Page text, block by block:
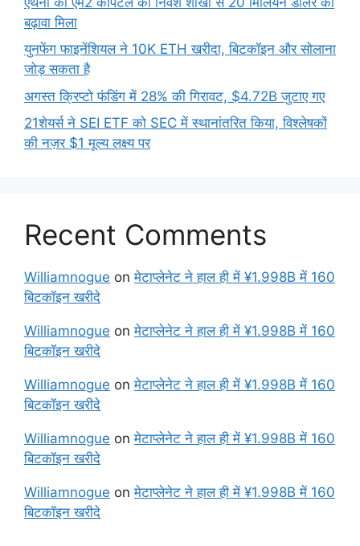
बढ़ावा मिला
युनफेंग फाइनेंशियल ने 10K ETH खरीदा, बिटकॉइन और सोलाना
जोड़ सकता है
अगस्त क्रिप्टो फंडिंग में 28% की गिरावट, $4.72B जुटाए गए
21शेयर्स ने SEI ETF को SEC में स्थानांतरित किया, विश्लेषकों
की नज़र $1 मूल्य लक्ष्य पर
Recent Comments
Williamnogue onमेटाप्लेनेट ने हाल ही में ¥1.998B में 160
बिटकॉइन खरीदे
Williamnogue onमेटाप्लेनेट ने हाल ही में ¥1.998B में 160
बिटकॉइन खरीदे
Williamnogue onमेटाप्लेनेट ने हाल ही में ¥1.998B में 160
बिटकॉइन खरीदे
Williamnogue onमेटाप्लेनेट ने हाल ही में ¥1.998B में 160
बिटकॉइन खरीदे
Williamnogue onमेटाप्लेनेट ने हाल ही में ¥1.998B में 160
बिटकॉइन खरीदे